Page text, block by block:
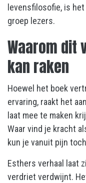
levensfilosofie, is
groep lezers.
Waarom dit
kan raken
Hoewel het boek
ervaring, raakt het
laat mee te maken
Waar vind je kracht
kun je vanuit pijn
Esthers verhaal laat
verdriet verdwijnt.